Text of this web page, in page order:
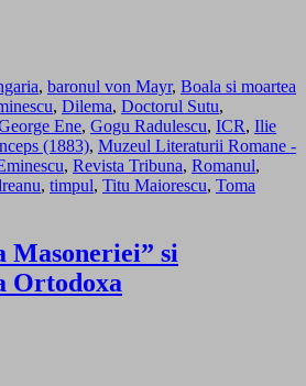
, baronul von Mayr, Boala si moartea
, Dilema, Doctorul Sutu,
Ene, Gogu Radulescu, ICR, Ilie
(1883), Muzeul Literaturii Romane -
, Revista Tribuna, Romanul,
, timpul, Titu Maiorescu, Toma
Masoneriei” si
Ortodoxa